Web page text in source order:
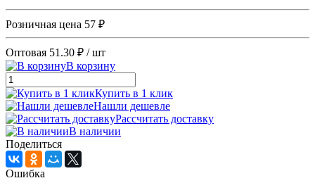
Розничная цена 57 ₽
Оптовая 51.30 ₽ / шт
В корзину
Купить в 1 клик
Нашли дешевле
Рассчитать доставку
В наличии
Поделиться
Ошибка